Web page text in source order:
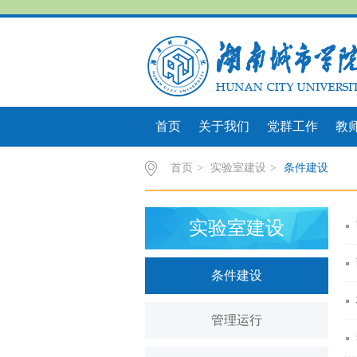
首页 关于我们 党群工作 教
首页 > 实验室建设 > 条件建设
实验室建设
条件建设
管理运行